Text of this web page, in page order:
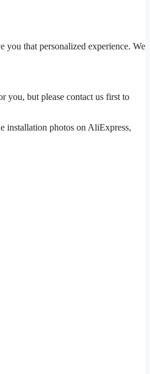
that personalized experience. We
you, but please contact us first to
installation photos on AliExpress,